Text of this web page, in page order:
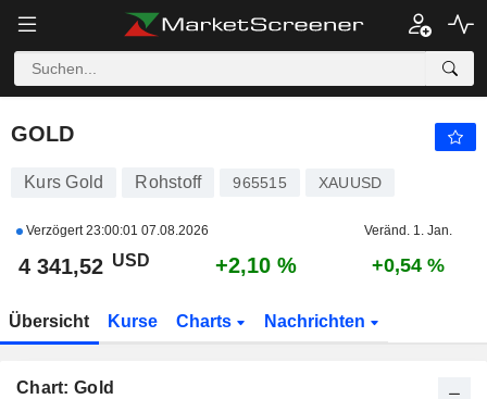
GOLD
GOLD
Kurs Gold Rohstoff 965515 XAUUSD
Verzögert23:00:01 07.08.2026 Veränd. 1. Jan.
4 341,52 USD +2,10 % +0,54 %
Übersicht Kurse Charts Nachrichten
Chart: Gold